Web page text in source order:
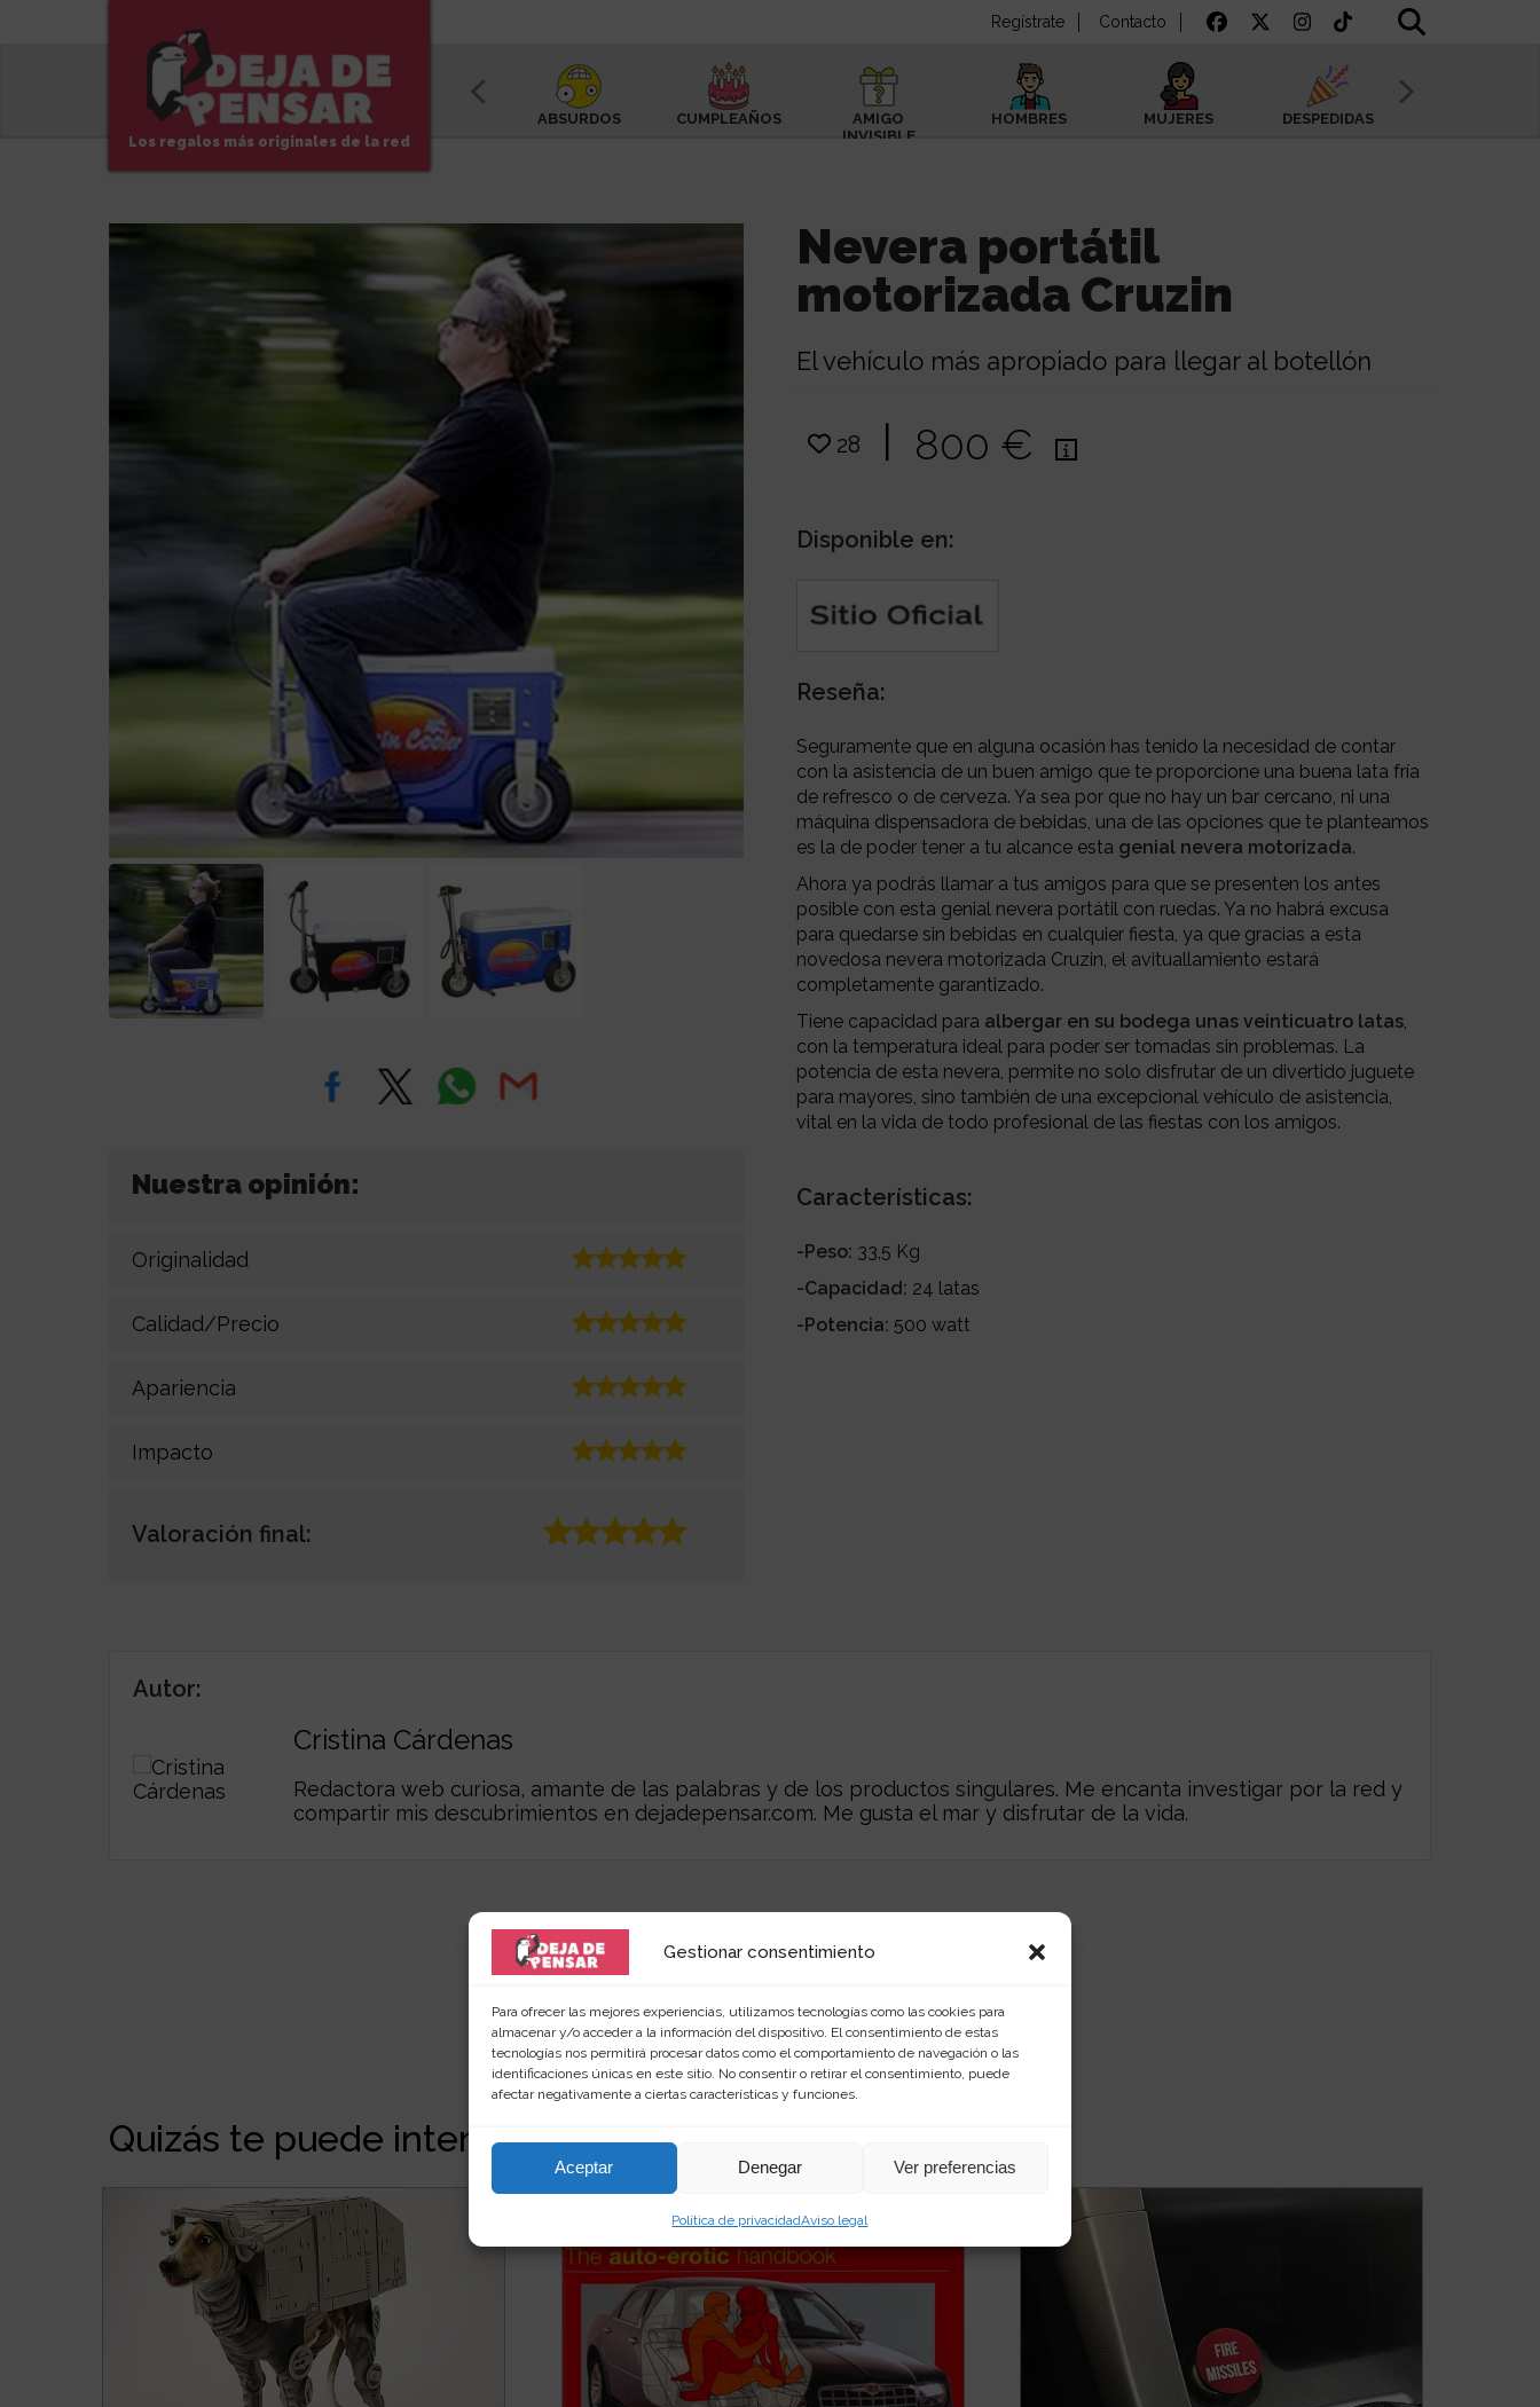
Gestionar consentimiento
Para ofrecer las mejores experiencias, utilizamos tecnologías como las cookies para
almacenar y/o acceder a la información del dispositivo. El consentimiento de estas
tecnologías nos permitirá procesar datos como el comportamiento de navegación o las
identificaciones únicas en este sitio. No consentir o retirar el consentimiento, puede
afectar negativamente a ciertas características y funciones.
Aceptar Denegar Ver preferencias
Política de privacidadAviso legal
Los regalos más originales de la red
Regístrate Contacto
ABSURDOS CUMPLEAÑOS
AMIGO
INVISIBLE
HOMBRES MUJERES DESPEDIDAS
Nuestra opinión:
Originalidad
Calidad/Precio
Apariencia
Impacto
Valoración final:
Nevera portátil
motorizada Cruzin
El vehículo más apropiado para llegar al botellón
28 | 800 €
Disponible en:
Reseña:
Seguramente que en alguna ocasión has tenido la necesidad de contar
con la asistencia de un buen amigo que te proporcione una buena lata fría
de refresco o de cerveza. Ya sea por que no hay un bar cercano, ni una
máquina dispensadora de bebidas, una de las opciones que te planteamos
es la de poder tener a tu alcance esta genial nevera motorizada.
Ahora ya podrás llamar a tus amigos para que se presenten los antes
posible con esta genial nevera portátil con ruedas. Ya no habrá excusa
para quedarse sin bebidas en cualquier fiesta, ya que gracias a esta
novedosa nevera motorizada Cruzin, el avituallamiento estará
completamente garantizado.
Tiene capacidad para albergar en su bodega unas veinticuatro latas
con la temperatura ideal para poder ser tomadas sin problemas. La
potencia de esta nevera, permite no solo disfrutar de un divertido juguete
para mayores, sino también de una excepcional vehículo de asistencia,
vital en la vida de todo profesional de las fiestas con los amigos.
Características:
-Peso: 33,5 Kg
-Capacidad: 24 latas
-Potencia: 500 watt
Autor:
Cristina Cárdenas
Redactora web curiosa, amante de las palabras y de los productos singulares. Me encanta investigar por la red y
compartir mis descubrimientos en dejadepensar.com. Me gusta el mar y disfrutar de la vida.
Quizás te puede interesar...